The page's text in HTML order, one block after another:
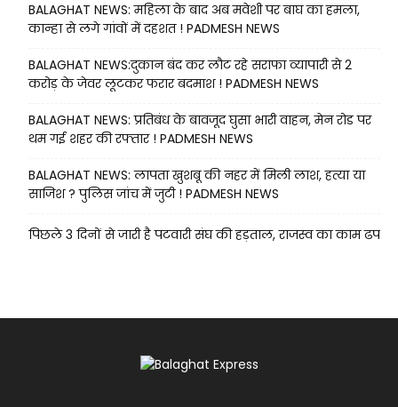
BALAGHAT NEWS: महिला के बाद अब मवेशी पर बाघ का हमला,
कान्हा से लगे गांवों में दहशत ! PADMESH NEWS
BALAGHAT NEWS:दुकान बंद कर लौट रहे सराफा व्यापारी से 2
करोड़ के जेवर लूटकर फरार बदमाश ! PADMESH NEWS
BALAGHAT NEWS: प्रतिबंध के बावजूद घुसा भारी वाहन, मेन रोड पर
थम गई शहर की रफ्तार ! PADMESH NEWS
BALAGHAT NEWS: लापता खुशबू की नहर में मिली लाश, हत्या या
साजिश ? पुलिस जांच में जुटी ! PADMESH NEWS
पिछले 3 दिनों से जारी है पटवारी संघ की हड़ताल, राजस्व का काम ढप